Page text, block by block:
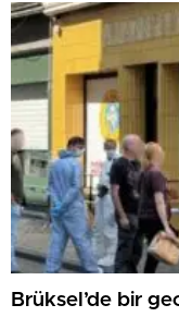
Brüksel’de bir